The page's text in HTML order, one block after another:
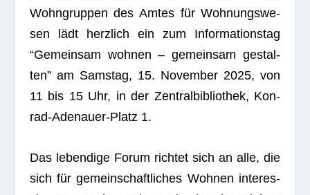
Wohn­grup­pen des Amtes für Woh­nungs­we­
sen lädt herz­lich ein zum Infor­ma­ti­ons­tag
“Gemein­sam woh­nen – gemein­sam gestal­
ten” am Sams­tag, 15. Novem­ber 2025, von
11 bis 15 Uhr, in der Zen­tral­bi­blio­thek, Kon­
rad-Ade­nauer-Platz 1.
Das leben­dige Forum rich­tet sich an alle, die
sich für gemein­schaft­li­ches Woh­nen inter­es­